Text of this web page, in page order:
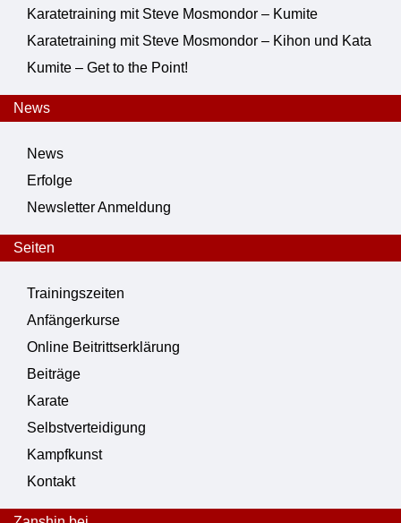
Karatetraining mit Steve Mosmondor – Kumite
Karatetraining mit Steve Mosmondor – Kihon und Kata
Kumite – Get to the Point!
News
News
Erfolge
Newsletter Anmeldung
Seiten
Trainingszeiten
Anfängerkurse
Online Beitrittserklärung
Beiträge
Karate
Selbstverteidigung
Kampfkunst
Kontakt